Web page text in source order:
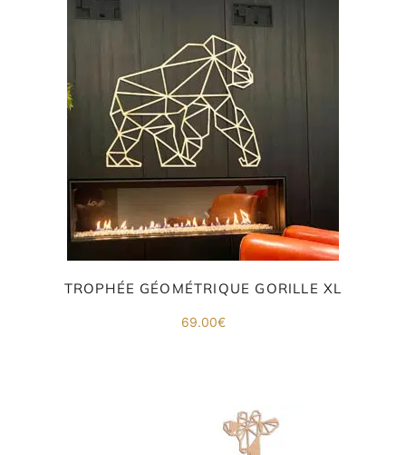
TROPHÉE GÉOMÉTRIQUE GORILLE XL
69.00€